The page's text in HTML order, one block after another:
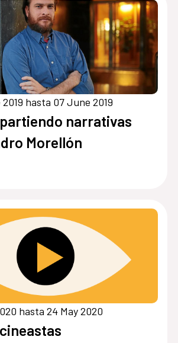
hasta 07 June 2019
narrativas
Morellón
hasta 24 May 2020